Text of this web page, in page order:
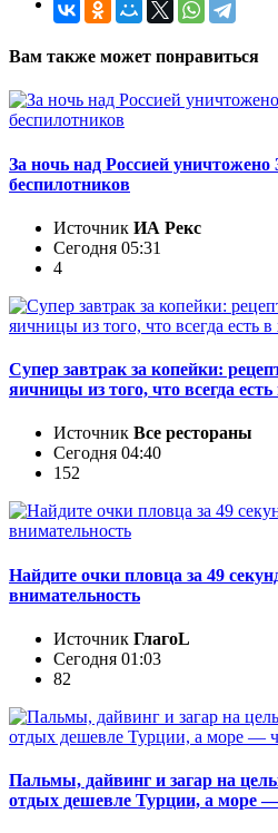
Вам также может понравиться
За ночь над Россией уничтожено
беспилотников
Источник ИА Рекс
Сегодня 05:31
4
Супер завтрак за копейки:
яичницы из того, что всегда
Источник Все рестораны
Сегодня 04:40
152
Найдите очки пловца за 49
внимательность
Источник ГлагоL
Сегодня 01:03
82
Пальмы, дайвинг и загар на
отдых дешевле Турции, а море